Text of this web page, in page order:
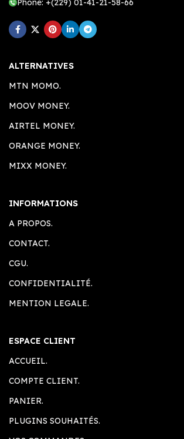
Phone: +(229) 01-41-21-58-66
ALTERNATIVES
MTN MOMO.
MOOV MONEY.
AIRTEL MONEY.
ORANGE MONEY.
MIXX MONEY.
INFORMATIONS
A PROPOS.
CONTACT.
CGU.
CONFIDENTIALITÉ.
MENTION LEGALE.
ESPACE CLIENT
ACCUEIL.
COMPTE CLIENT.
PANIER.
PLUGINS SOUHAITÉS.